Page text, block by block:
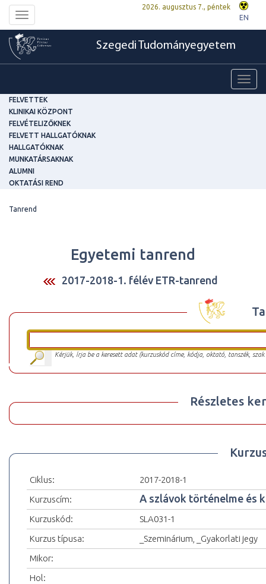
Toggle
navigation
2026. augusztus 7., péntek
EN
Szegedi Tudományegyetem
FELVETTEK
KLINIKAI KÖZPONT
FELVÉTELIZŐKNEK
FELVETT HALLGATÓKNAK
HALLGATÓKNAK
MUNKATÁRSAKNAK
ALUMNI
OKTATÁSI REND
Tanrend
Egyetemi tanrend
2017-2018-1. félév ETR-tanrend
Kérjük, írja be a keresett adat (kurzuskód címe, kódja, oktató, tanszék,
Részletes
Ciklus:
2017-2018-1
Kurzuscím:
A szlávok történelme és
Kurzuskód:
SLA031-1
Kurzus típusa:
_Szeminárium, _Gyakorlati jegy
Mikor:
Hol: